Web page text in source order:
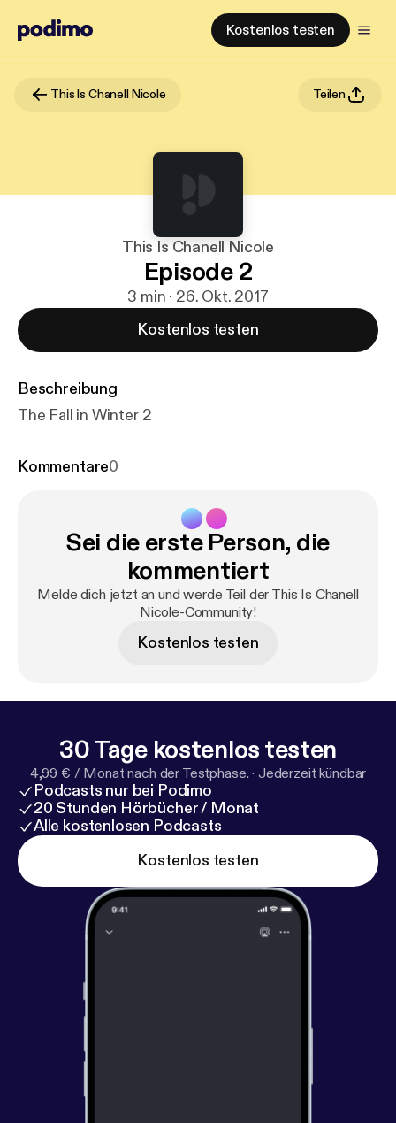
Kostenlos testen
This Is Chanell Nicole Teilen
This Is Chanell Nicole
Episode 2
3 min · 26. Okt. 2017
Kostenlos testen
Beschreibung
The Fall in Winter 2
Kommentare0
Sei die erste Person, die
kommentiert
Melde dich jetzt an und werde Teil der This Is Chanell
Nicole-Community!
Kostenlos testen
30 Tage kostenlos testen
4,99 € / Monat nach der Testphase. · Jederzeit kündbar
Podcasts nur bei Podimo
20 Stunden Hörbücher / Monat
Alle kostenlosen Podcasts
Kostenlos testen